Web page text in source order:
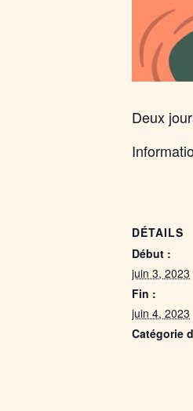
Deux
DÉTAILS
Début :
juin 3, 2023
Fin :
juin 4, 2023
Catégorie